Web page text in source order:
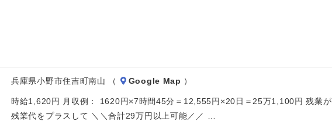
兵庫県小野市住吉町南山 （ Google Map ）
時給1,620円 月収例： 1620円×7時間45分＝12,555円×20日＝25万1,100円 残業
残業代をプラスして ＼＼合計29万円以上可能／／ …